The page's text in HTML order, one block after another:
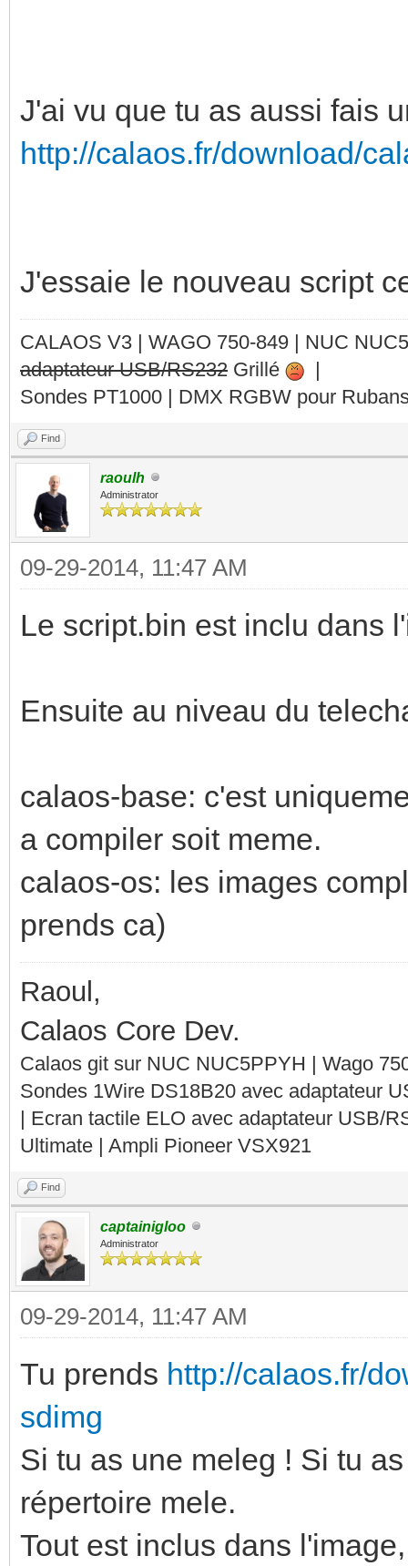
J'ai vu que tu as aussi fais
http://calaos.fr/download/
J'essaie le nouveau script
CALAOS V3 | WAGO 750-849 | NUC
adaptateur USB/RS232 Grillé
|
Sondes PT1000 | DMX RGBW pour
Find
raoulh
Administrator
09-29-2014, 11:47 AM
Le script.bin est inclu dans
Ensuite au niveau du
calaos-base: c'est
a compiler soit meme.
calaos-os: les images
prends ca)
Raoul,
Calaos Core Dev.
Calaos git sur NUC NUC5PPYH | Wago
Sondes 1Wire DS18B20 avec adaptateur
| Ecran tactile ELO avec adaptateur USB/
Ultimate | Ampli Pioneer VSX921
Find
captainigloo
Administrator
09-29-2014, 11:47 AM
Tu prends http://calaos.fr/
sdimg
Si tu as une meleg ! Si tu
répertoire mele.
Tout est inclus dans